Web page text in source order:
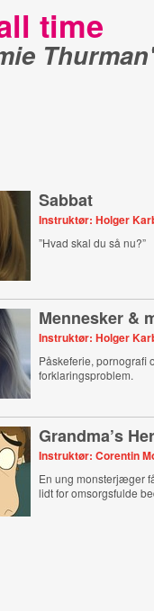
time
Sabbat
Instruktør: Holger
”Hvad skal du så nu?”
Mennesker &
Instruktør: Holger
Påskeferie, pornografi
forklaringsproblem.
Grandma’s
Instruktør: Corentin
En ung monsterjæger
lidt for omsorgsfulde